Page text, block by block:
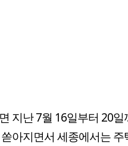
지난 7월 16일부터 20
아지면서 세종에서는 주